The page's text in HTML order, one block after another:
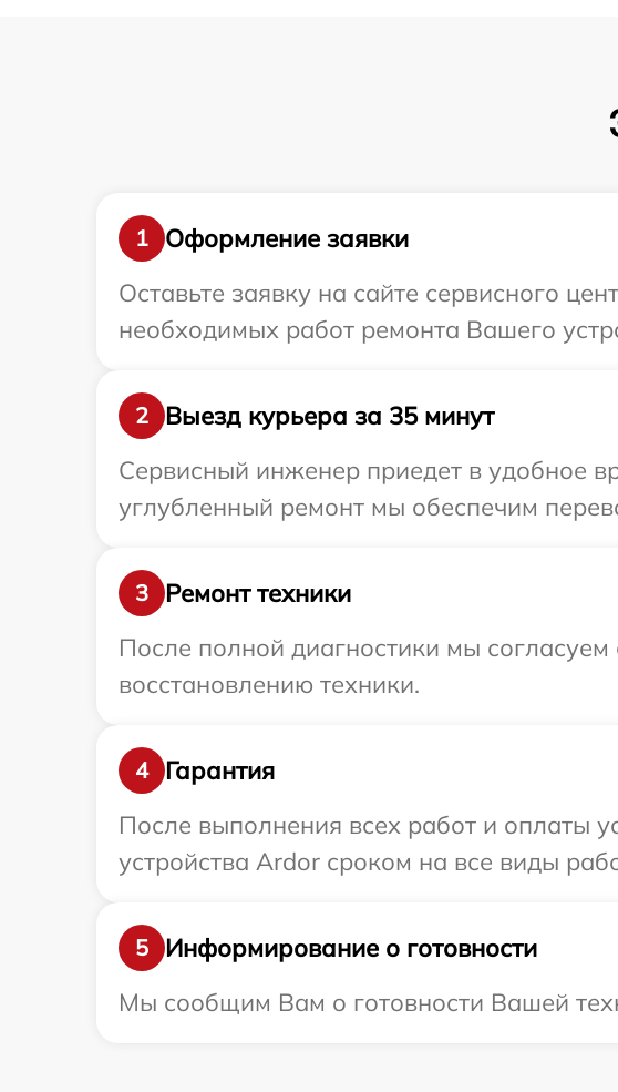
1
Оформление заявки
Оставьте заявку на сайте сервисного
необходимых работ ремонта Вашего
2
Выезд курьера за 35 минут
Сервисный инженер приедет в удобное
углубленный ремонт мы обеспечим
3
Ремонт техники
После полной диагностики мы
восстановлению техники.
4
Гарантия
После выполнения всех работ и оплаты
устройства Ardor сроком на все виды
5
Информирование о готовности
Мы сообщим Вам о готовности Вашей